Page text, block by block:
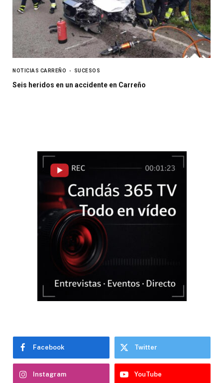
NOTICIAS CARREÑO SUCESOS
Seis heridos en un accidente en Carreño
Facebook Twitter
Instagram YouTube